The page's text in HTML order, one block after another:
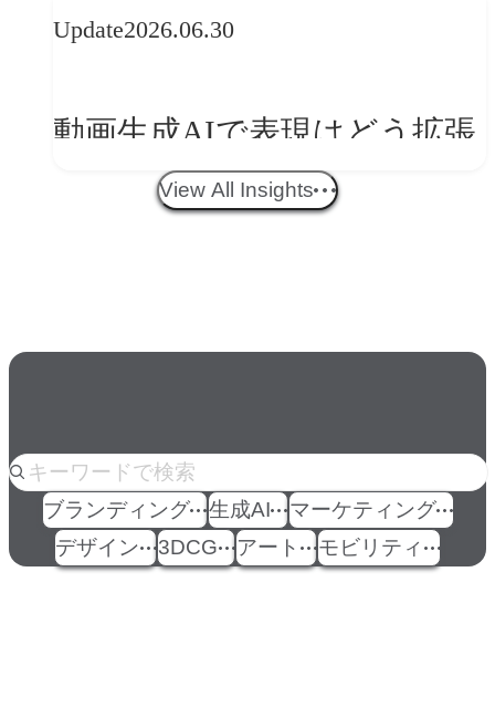
ークフロー設計と「ノイズと
Update2026.06.30
動画生成AIで表現はどう拡張
する？映像ディレクター橋本
View All Insights
人気のkeyword
ブランディング 生成AI
マーケティング
デザイン
3DCG アート モビリティ